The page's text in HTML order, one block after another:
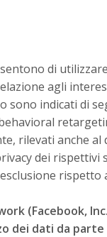
di
agli
sono indicati di
rilevati anche
dei
(Facebook,
dei dati da